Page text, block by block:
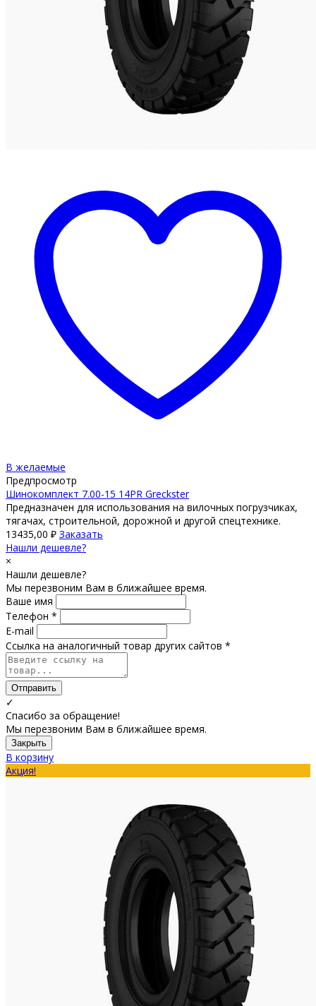
В желаемые
Предпросмотр
Шинокомплект 7.00-15 14PR Greckster
Предназначен для использования на вилочных погрузчиках,
тягачах, строительной, дорожной и другой спецтехнике.
13435,00 ₽ Заказать
Нашли дешевле?
×
Нашли дешевле?
Мы перезвоним Вам в ближайшее время.
Ваше имя
Телефон *
E-mail
Ссылка на аналогичный товар других сайтов *
Отправить
✓
Спасибо за обращение!
Мы перезвоним Вам в ближайшее время.
Закрыть
В корзину
Акция!